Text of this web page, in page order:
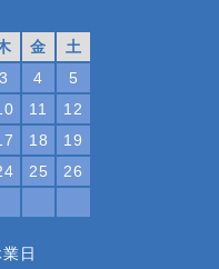
金
土
3 4
5
11
12
18
19
25
26
日